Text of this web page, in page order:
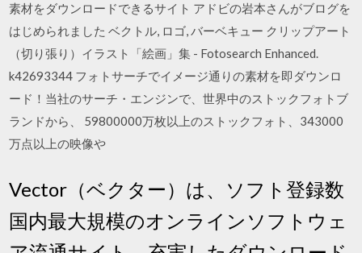
素材をダウンロードできるサイト アドビの岩本さんがブログを
はじめられました ベクトル, ロゴ, バーベキュー クリップアート
（切り張り）イラスト「絵画」集 - Fotosearch Enhanced.
k42693344 フォトサーチでイメージ通りの素材を即ダウンロ
ード！当社のサーチ・エンジンで、世界中のストックフォトブ
ランドから、 59800000万枚以上のストックフォト、343000
万点以上の映像や
Vector（ベクター）は、ソフト登録数
国内最大規模のオンラインソフトウェ